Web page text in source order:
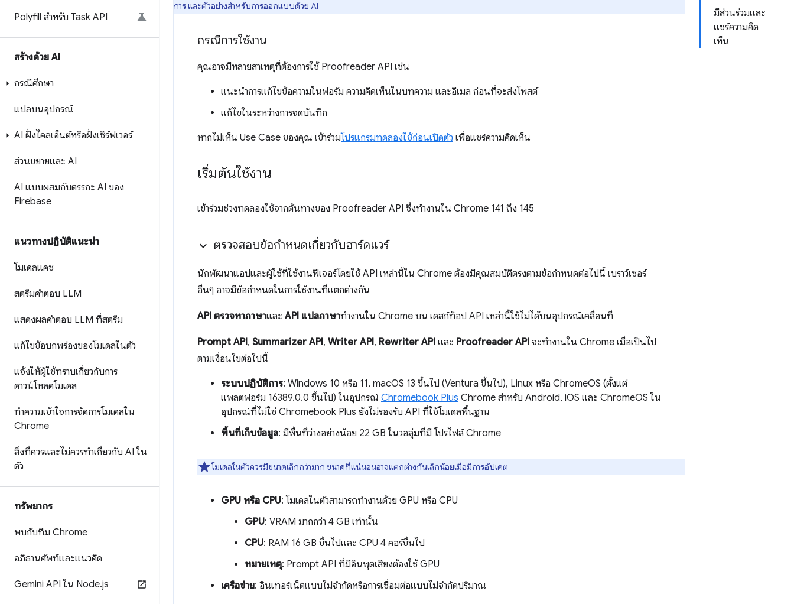
Polyfill สำหรับ Task API
สร้างด้วย AI
กรณีศึกษา
แปลบนอุปกรณ์
AI ฝั่งไคลเอ็นต์หรือฝั่งเซิร์ฟเวอร์
ส่วนขยายและ AI
AI แบบผสมกับตรรกะ AI ของ
Firebase
แนวทางปฏิบัติแนะนำ
โมเดลแคช
สตรีมคำตอบ LLM
แสดงผลคำตอบ LLM ที่สตรีม
แก้ไขข้อบกพร่องของโมเดลในตัว
แจ้งให้ผู้ใช้ทราบเกี่ยวกับการ
ดาวน์โหลดโมเดล
ทำความเข้าใจการจัดการโมเดลใน
Chrome
สิ่งที่ควรและไม่ควรทำเกี่ยวกับ AI ใน
ตัว
ทรัพยากร
พบกับทีม Chrome
อภิธานศัพท์และแนวคิด
Gemini API ใน Node.js
มีส่วนร่วมและ
แชร์ความคิด
เห็น
การ และตัวอย่างสำหรับการออกแบบด้วย AI
กรณีการใช้งาน
คุณอาจมีหลายสาเหตุที่ต้องการใช้ Proofreader API เช่น
แนะนำการแก้ไขข้อความในฟอรัม ความคิดเห็นในบทความ และอีเมล ก่อนที่จะส่งโพสต์
แก้ไขในระหว่างการจดบันทึก
หากไม่เห็น Use Case ของคุณ เข้าร่วมโปรแกรมทดลองใช้ก่อนเปิดตัว เพื่อแชร์ความคิดเห็น
เริ่มต้นใช้งาน
เข้าร่วมช่วงทดลองใช้จากต้นทางของ Proofreader API ซึ่งทำงานใน Chrome 141 ถึง 145
ตรวจสอบข้อกำหนดเกี่ยวกับฮาร์ดแวร์
นักพัฒนาแอปและผู้ใช้ที่ใช้งานฟีเจอร์โดยใช้ API เหล่านี้ใน Chrome ต้องมีคุณสมบัติตรงตามข้อกำหนดต่อไปนี้ เบราว์เซอร์
อื่นๆ อาจมีข้อกำหนดในการใช้งานที่แตกต่างกัน
API ตรวจหาภาษาและAPI แปลภาษาทำงานใน Chrome บน เดสก์ท็อป API เหล่านี้ใช้ไม่ได้บนอุปกรณ์เคลื่อนที่
Prompt API, Summarizer API, Writer API, Rewriter API และ Proofreader API จะทำงานใน Chrome เมื่อเป็นไป
ตามเงื่อนไขต่อไปนี้
ระบบปฏิบัติการ: Windows 10 หรือ 11, macOS 13 ขึ้นไป (Ventura ขึ้นไป), Linux หรือ ChromeOS (ตั้งแต่
แพลตฟอร์ม 16389.0.0 ขึ้นไป) ในอุปกรณ์ Chromebook Plus Chrome สำหรับ Android, iOS และ ChromeOS ใน
อุปกรณ์ที่ไม่ใช่ Chromebook Plus ยังไม่รองรับ API ที่ใช้โมเดลพื้นฐาน
พื้นที่เก็บข้อมูล: มีพื้นที่ว่างอย่างน้อย 22 GB ในวอลุ่มที่มี โปรไฟล์ Chrome
โมเดลในตัวควรมีขนาดเล็กกว่ามาก ขนาดที่แน่นอนอาจแตกต่างกันเล็กน้อยเมื่อมีการอัปเดต
GPU หรือ CPU: โมเดลในตัวสามารถทำงานด้วย GPU หรือ CPU
GPU: VRAM มากกว่า 4 GB เท่านั้น
CPU: RAM 16 GB ขึ้นไปและ CPU 4 คอร์ขึ้นไป
หมายเหตุ: Prompt API ที่มีอินพุตเสียงต้องใช้ GPU
เครือข่าย: อินเทอร์เน็ตแบบไม่จำกัดหรือการเชื่อมต่อแบบไม่จำกัดปริมาณ